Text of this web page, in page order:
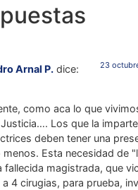
Arnal P. dice: 23
como aca lo que
Los que la
deben tener una
menos. Esta necesidad de
fallecida magistrada, que
4 cirugias, para prueba,